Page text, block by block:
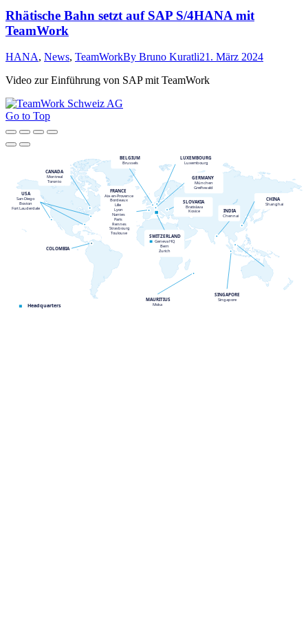
Rhätische Bahn setzt auf SAP S/4HANA mit
TeamWork
HANA, News, TeamWorkBy Bruno Kuratli21. März 2024
Video zur Einführung von SAP mit TeamWork
Go to Top
Headquarters
CANADA
Montreal
Toronto
BELGIUM
Brussels
SWITZERLAND
Geneva HQ
Bern
Zurich
FRANCE
Aix-en-Provence
Bordeaux
Lille
Lyon
Nantes
Paris
Rennes
Strasbourg
Toulouse
SLOVAKIA
Bratislava
Kosice
MAURITIUS
Moka
SINGAPORE
Singapore
CHINA
Shanghai
INDIA
Chennai
LUXEMBOURG
Luxembourg
USA
San-Diego
Boston
Fort Lauderdale
COLOMBIA
GERMANY
München
Greifswald